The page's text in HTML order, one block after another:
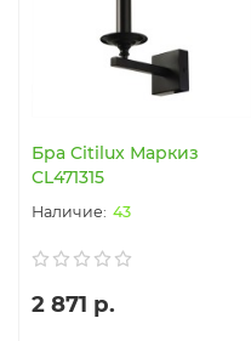
Бра Citilux Маркиз
CL471315
43
2 871 р.